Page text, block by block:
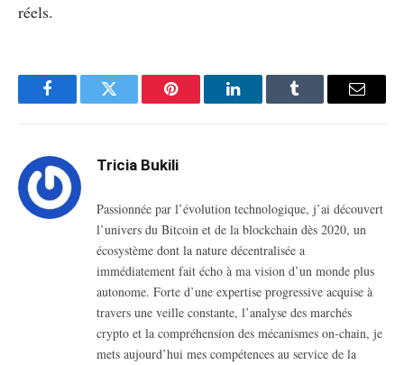
réels.
FacebookTwitter Pinterest LinkedInTumblr Email
Tricia Bukili
Passionnée par l’évolution technologique, j’ai découvert
l’univers du Bitcoin et de la blockchain dès 2020, un
écosystème dont la nature décentralisée a
immédiatement fait écho à ma vision d’un monde plus
autonome. Forte d’une expertise progressive acquise à
travers une veille constante, l’analyse des marchés
crypto et la compréhension des mécanismes on-chain, je
mets aujourd’hui mes compétences au service de la